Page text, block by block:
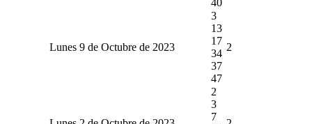
Lunes 9 de Octubre de 2023
3
13
17
34
37
47
2
2
3
7